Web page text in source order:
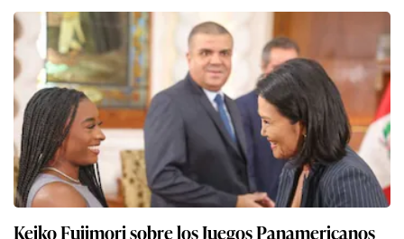
Keiko Fujimori sobre los Juegos Panamericanos